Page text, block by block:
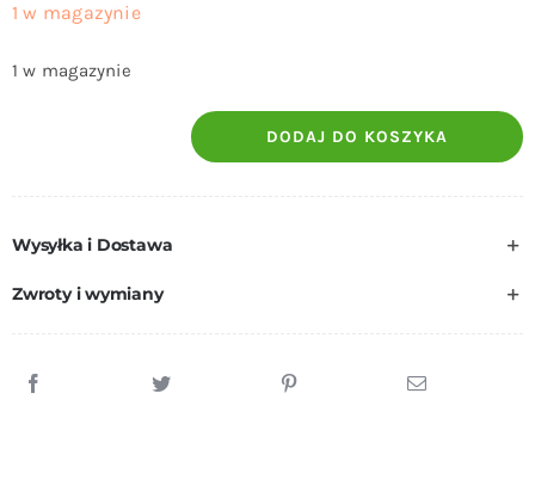
1 w magazynie
1 w magazynie
3D
200x220
DODAJ DO KOSZYKA
Wysyłka i Dostawa
Zwroty i wymiany